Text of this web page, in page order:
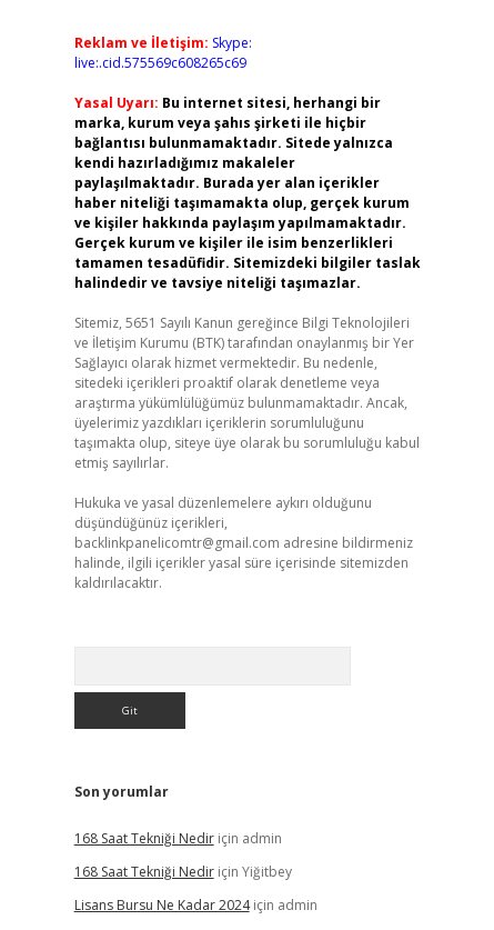
Reklam ve İletişim: Skype:
live:.cid.575569c608265c69
Yasal Uyarı: Bu internet sitesi, herhangi bir
marka, kurum veya şahıs şirketi ile hiçbir
bağlantısı bulunmamaktadır. Sitede yalnızca
kendi hazırladığımız makaleler
paylaşılmaktadır. Burada yer alan içerikler
haber niteliği taşımamakta olup, gerçek kurum
ve kişiler hakkında paylaşım yapılmamaktadır.
Gerçek kurum ve kişiler ile isim benzerlikleri
tamamen tesadüfidir. Sitemizdeki bilgiler taslak
halindedir ve tavsiye niteliği taşımazlar.
Sitemiz, 5651 Sayılı Kanun gereğince Bilgi Teknolojileri
ve İletişim Kurumu (BTK) tarafından onaylanmış bir Yer
Sağlayıcı olarak hizmet vermektedir. Bu nedenle,
sitedeki içerikleri proaktif olarak denetleme veya
araştırma yükümlülüğümüz bulunmamaktadır. Ancak,
üyelerimiz yazdıkları içeriklerin sorumluluğunu
taşımakta olup, siteye üye olarak bu sorumluluğu kabul
etmiş sayılırlar.
Hukuka ve yasal düzenlemelere aykırı olduğunu
düşündüğünüz içerikleri,
backlinkpanelicomtr@gmail.com adresine bildirmeniz
halinde, ilgili içerikler yasal süre içerisinde sitemizden
kaldırılacaktır.
Son yorumlar
168 Saat Tekniği Nediriçin admin
168 Saat Tekniği Nediriçin Yiğitbey
Lisans Bursu Ne Kadar 2024için admin